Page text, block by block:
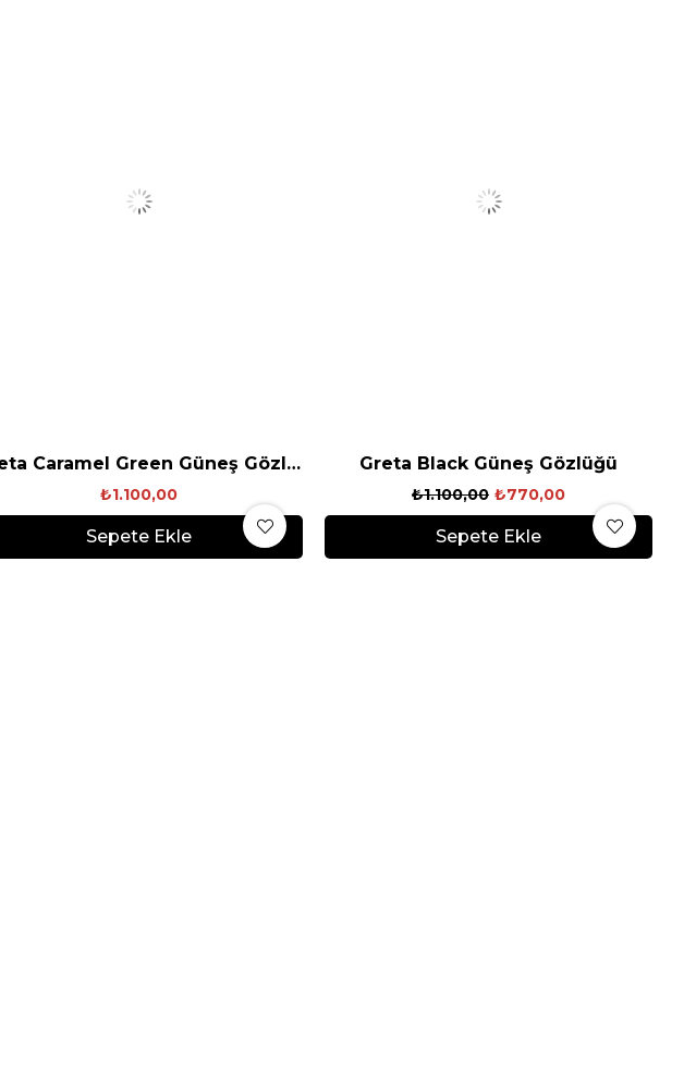
Greta Caramel Green Güneş Gözlüğü
₺1.100,00
Sepete Ekle
Greta Black Güneş Gözlüğü
₺770,00
₺1.100,00
Sepete Ekle